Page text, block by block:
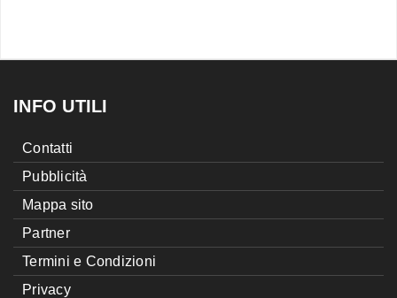
INFO UTILI
Contatti
Pubblicità
Mappa sito
Partner
Termini e Condizioni
Privacy